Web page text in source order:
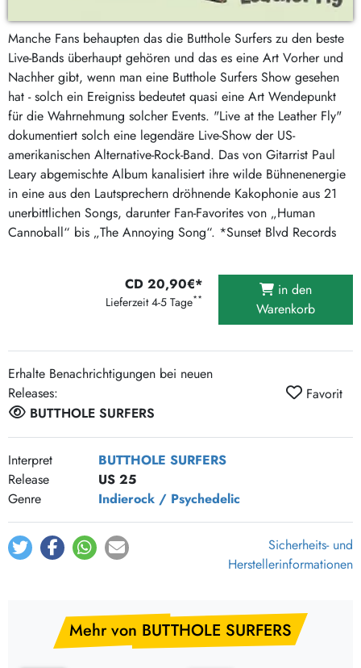
Manche Fans behaupten das die Butthole Surfers zu den beste
Live-Bands überhaupt gehören und das es eine Art Vorher und
Nachher gibt, wenn man eine Butthole Surfers Show gesehen
hat - solch ein Ereigniss bedeutet quasi eine Art Wendepunkt
für die Wahrnehmung solcher Events. "Live at the Leather Fly"
dokumentiert solch eine legendäre Live-Show der US-
amerikanischen Alternative-Rock-Band. Das von Gitarrist Paul
Leary abgemischte Album kanalisiert ihre wilde Bühnenenergie
in eine aus den Lautsprechern dröhnende Kakophonie aus 21
unerbittlichen Songs, darunter Fan-Favorites von „Human
Cannoball“ bis „The Annoying Song“. *Sunset Blvd Records
CD 20,90€*
Lieferzeit 4-5 Tage**
in den
Warenkorb
Erhalte Benachrichtigungen bei neuen
Releases:
BUTTHOLE SURFERS
Favorit
Interpret
BUTTHOLE SURFERS
Release
US 25
Genre
Indierock / Psychedelic
Sicherheits- und
Herstellerinformationen
Mehr von BUTTHOLE SURFERS